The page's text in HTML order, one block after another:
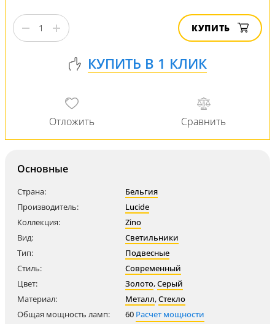
КУПИТЬ
Основные
Страна:
Бельгия
Производитель:
Lucide
Коллекция:
Zino
Вид:
Светильники
Тип:
Подвесные
Стиль:
Современный
Цвет:
Золото,Серый
Материал:
Металл,Стекло
Общая мощность ламп:
60 Расчет мощности